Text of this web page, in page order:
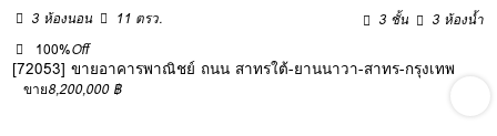
3 ห้องนอน
11 ตรว. 3 ชั้น
3 ห้องน้ำ
100%Off
[72053] ขายอาคารพาณิชย์ ถนน สาทรใต้-ยานนาวา-สาทร-กรุงเทพ
ขาย8,200,000 ฿